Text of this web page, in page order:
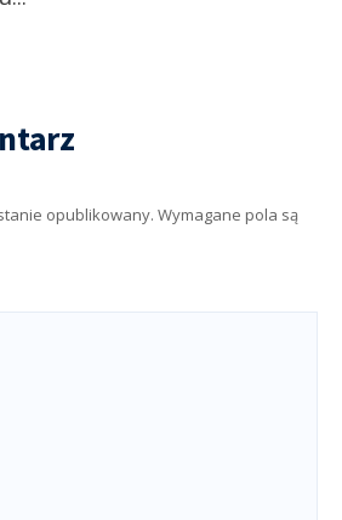
opublikowany. Wymagane pola są